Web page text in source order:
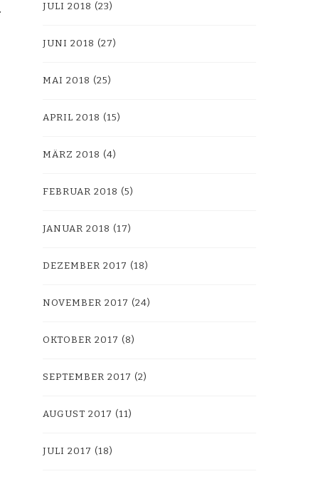
JULI 2018 (23)
JUNI 2018 (27)
MAI 2018 (25)
APRIL 2018 (15)
MÄRZ 2018 (4)
FEBRUAR 2018 (5)
JANUAR 2018 (17)
DEZEMBER 2017 (18)
NOVEMBER 2017 (24)
OKTOBER 2017 (8)
SEPTEMBER 2017 (2)
AUGUST 2017 (11)
JULI 2017 (18)